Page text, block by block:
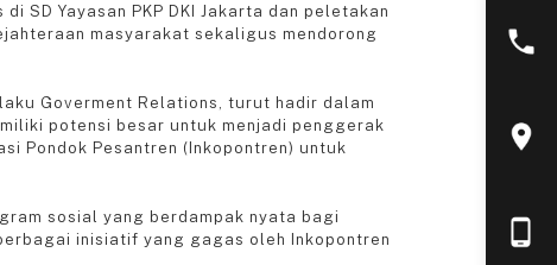
SD Yayasan PKP DKI Jakarta dan peletakan
masyarakat sekaligus mendorong
Goverment Relations, turut hadir dalam
potensi besar untuk menjadi penggerak
Pondok Pesantren (Inkopontren) untuk
sosial yang berdampak nyata bagi
inisiatif yang gagas oleh Inkopontren